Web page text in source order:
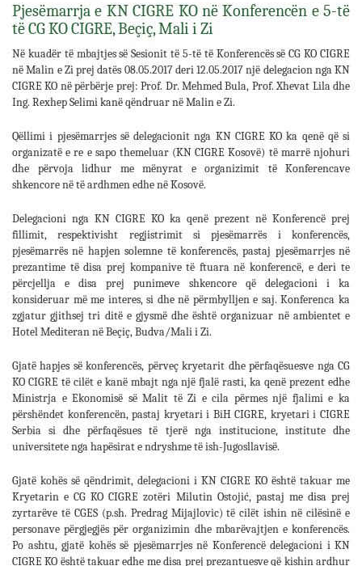
Pjesëmarrja e KN CIGRE KO në Konferencën e 5-të
të CG KO CIGRE, Beçiç, Mali i Zi
Në kuadër të mbajtjes së Sesionit të 5-të të Konferencës së CG KO CIGRE
në Malin e Zi prej datës 08.05.2017 deri 12.05.2017 një delegacion nga KN
CIGRE KO në përbërje prej: Prof. Dr. Mehmed Bula, Prof. Xhevat Lila dhe
Ing. Rexhep Selimi kanë qëndruar në Malin e Zi.
Qëllimi i pjesëmarrjes së delegacionit nga KN CIGRE KO ka qenë që si
organizatë e re e sapo themeluar (KN CIGRE Kosovë) të marrë njohuri
dhe përvoja lidhur me mënyrat e organizimit të Konferencave
shkencore në të ardhmen edhe në Kosovë.
Delegacioni nga KN CIGRE KO ka qenë prezent në Konferencë prej
fillimit, respektivisht regjistrimit si pjesëmarrës i konferencës,
pjesëmarrës në hapjen solemne të konferencës, pastaj pjesëmarrjes në
prezantime të disa prej kompanive të ftuara në konferencë, e deri te
përcjellja e disa prej punimeve shkencore që delegacioni i ka
konsideruar më me interes, si dhe në përmbylljen e saj. Konferenca ka
zgjatur gjithsej tri ditë e gjysmë dhe është organizuar në ambientet e
Hotel Mediteran në Beçiç, Budva/Mali i Zi.
Gjatë hapjes së konferencës, përveç kryetarit dhe përfaqësuesve nga CG
KO CIGRE të cilët e kanë mbajt nga një fjalë rasti, ka qenë prezent edhe
Ministrja e Ekonomisë së Malit të Zi e cila përmes një fjalimi e ka
përshëndet konferencën, pastaj kryetari i BiH CIGRE, kryetari i CIGRE
Serbia si dhe përfaqësues të tjerë nga institucione, institute dhe
universitete nga hapësirat e ndryshme të ish-Jugosllavisë.
Gjatë kohës së qëndrimit, delegacioni i KN CIGRE KO është takuar me
Kryetarin e CG KO CIGRE zotëri Milutin Ostojić, pastaj me disa prej
zyrtarëve të CGES (p.sh. Predrag Mijajlovic) të cilët ishin në cilësinë e
personave përgjegjës për organizimin dhe mbarëvajtjen e konferencës.
Po ashtu, gjatë kohës së pjesëmarrjes në Konferencë delegacioni i KN
CIGRE KO është takuar edhe me disa prej prezantuesve që kishin ardhur